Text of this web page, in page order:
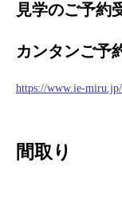
見学のご予約
カンタンご予
https://www.ie-miru.jp/
間取り